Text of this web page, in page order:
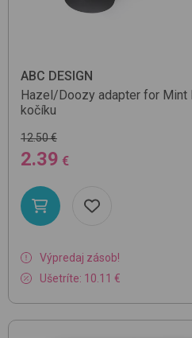
ABC DESIGN
Hazel/Doozy adapter for Mint
kočíku
12.50 €
2.39 €
Výpredaj zásob!
Ušetríte: 10.11 €